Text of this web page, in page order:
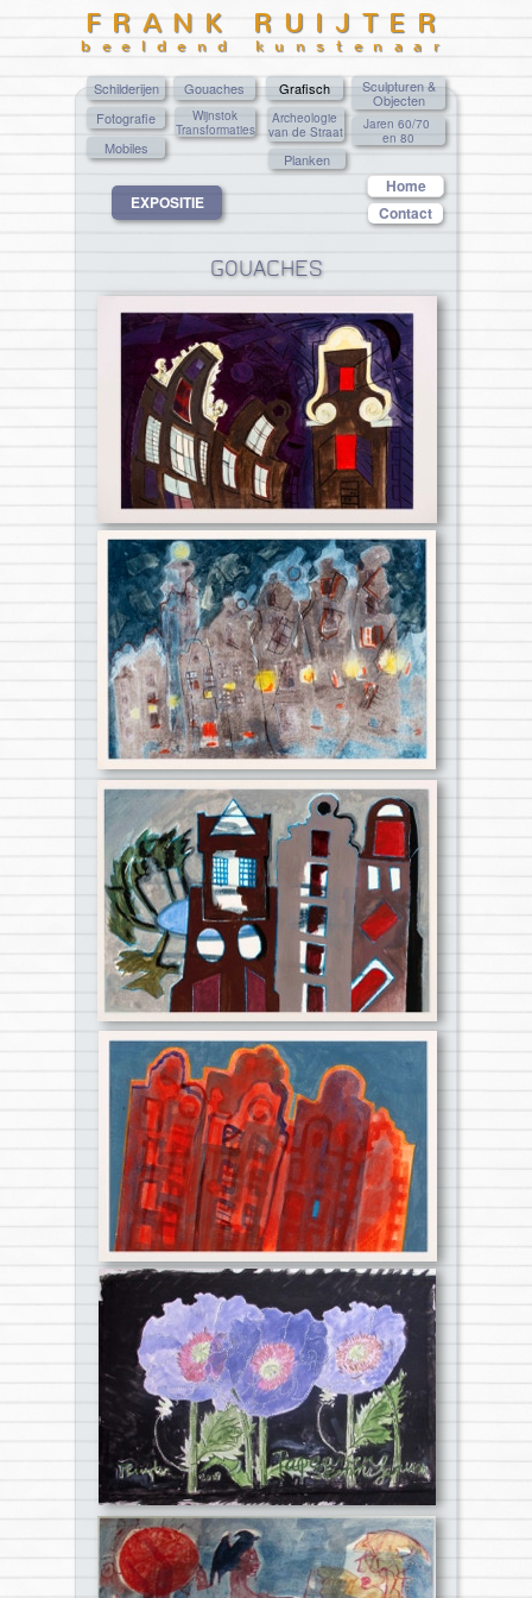
FRANK RUIJTER
beeldend kunstenaar
Schilderijen Gouaches Grafisch Sculpturen &
Objecten
Fotografie
Wijnstok
Transformaties
Planken
Archeologie
van de Straat
Mobiles
Jaren 60/70
en 80
Home
Contact
EXPOSITIE
GOUACHES